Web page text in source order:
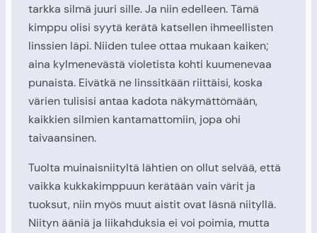
tarkka silmä juuri sille. Ja niin edelleen. Tämä
kimppu olisi syytä kerätä katsellen ihmeellisten
linssien läpi. Niiden tulee ottaa mukaan kaiken;
aina kylmenevästä violetista kohti kuumenevaa
punaista. Eivätkä ne linssitkään riittäisi, koska
värien tulisisi antaa kadota näkymättömään,
kaikkien silmien kantamattomiin, jopa ohi
taivaansinen.
Tuolta muinaisniityltä lähtien on ollut selvää, että
vaikka kukkakimppuun kerätään vain värit ja
tuoksut, niin myös muut aistit ovat läsnä niityllä.
Niityn ääniä ja liikahduksia ei voi poimia, mutta